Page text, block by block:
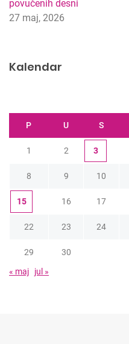
povučenih desni
27 maj, 2026
Kalendar
P U S
1 2 3
8 9 10
15 16 17
22 23 24
29
30
« maj
jul »